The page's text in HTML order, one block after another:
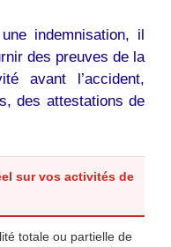
indemnisation, il
des preuves de la
avant l’accident,
des attestations de
sur vos activités de
totale ou partielle de